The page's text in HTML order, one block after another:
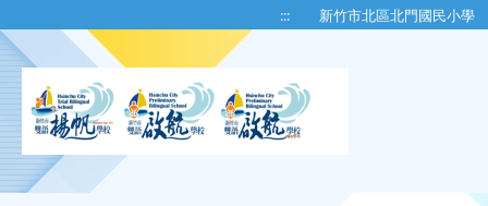
::: 新竹市北區北門國民小學